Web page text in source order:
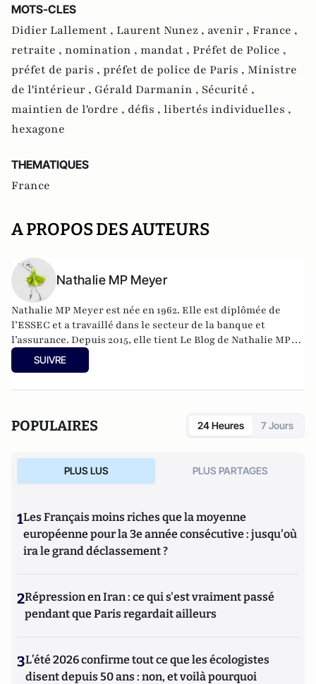
MOTS-CLES
Didier Lallement , Laurent Nunez , avenir , France ,
retraite , nomination , mandat , Préfet de Police ,
préfet de paris , préfet de police de Paris , Ministre
de l'intérieur , Gérald Darmanin , Sécurité ,
maintien de l'ordre , défis , libertés individuelles ,
hexagone
THEMATIQUES
France
A PROPOS DES AUTEURS
Nathalie MP Meyer
Nathalie MP Meyer est née en 1962. Elle est diplômée de
l’ESSEC et a travaillé dans le secteur de la banque et
l’assurance. Depuis 2015, elle tient Le Blog de Nathalie MP
avec l’objectif de faire connaître le libéralisme et
d’expliquer en quoi il constituerait une réponse adaptée aux
SUIVRE
POPULAIRES 24 Heures 7 Jours
PLUS LUS PLUS PARTAGES
1Les Français moins riches que la moyenne
européenne pour la 3e année consécutive : jusqu'où
ira le grand déclassement ?
2Répression en Iran : ce qui s'est vraiment passé
pendant que Paris regardait ailleurs
3L’été 2026 confirme tout ce que les écologistes
disent depuis 50 ans : non, et voilà pourquoi